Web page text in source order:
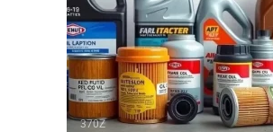
370Z